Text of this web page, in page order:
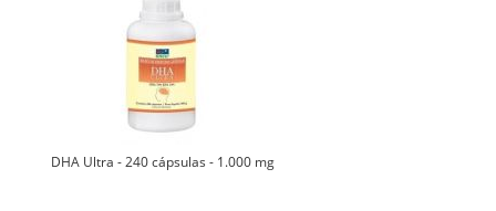
DHA Ultra - 240 cápsulas - 1.000 mg